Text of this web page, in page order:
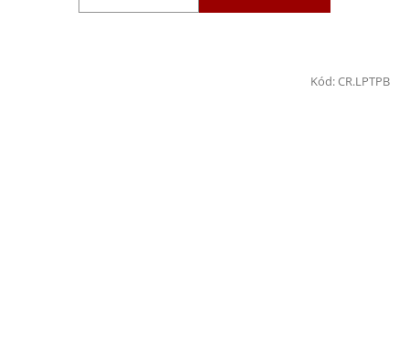
Kód:CR.LPTPB